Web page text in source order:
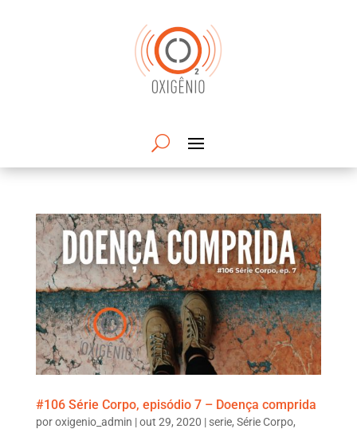
#106 Série Corpo, episódio 7 – Doença comprida
poroxigenio_admin |out 29, 2020 | serie, Série Corpo,